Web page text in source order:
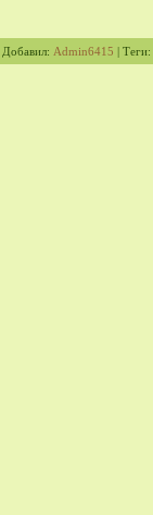
Добавил: Admin6415 | Теги: